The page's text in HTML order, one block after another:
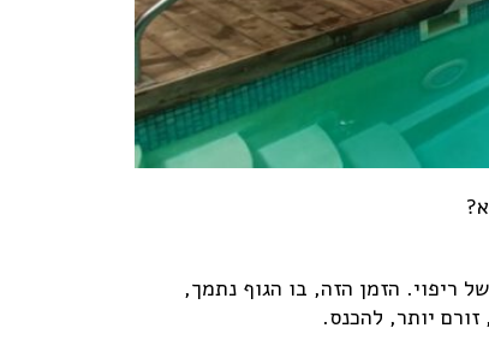
ריפוי. הזמן הזה, בו הגוף נתמך,
יותר, להכנס.